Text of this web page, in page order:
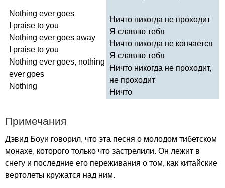
Nothing ever goes
praise to you
Nothing ever goes away
praise to you
Nothing ever goes, nothing
ever goes
Nothing
Ничто никогда не проходит
Я славлю тебя
Ничто никогда не кончается
Я славлю тебя
Ничто никогда не проходит,
не проходит
Ничто
Примечания
Дэвид Боуи говорил, что эта песня о молодом тибетском
монахе, которого только что застрелили. Он лежит в
снегу и последние его переживания о том, как китайские
вертолеты кружатся над ним.